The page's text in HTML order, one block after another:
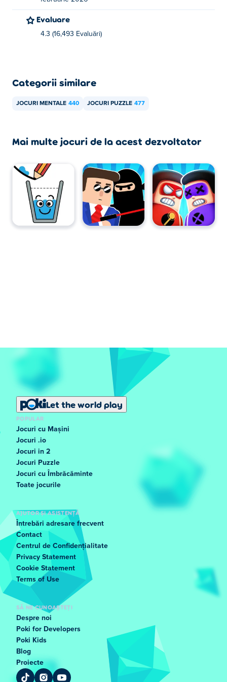
Evaluare
4.3 (16,493 Evaluări)
Categorii similare
JOCURI MENTALE 440 JOCURI PUZZLE 477
Mai multe jocuri de la acest dezvoltator
Let the world play
POPULAR
Jocuri cu Mașini
Jocuri .io
Jocuri in 2
Jocuri Puzzle
Jocuri cu Îmbrăcăminte
Toate jocurile
AJUTOR ȘI ASISTENȚĂ
Întrebări adresare frecvent
Contact
Centrul de Confidențialitate
Privacy Statement
Cookie Statement
Terms of Use
SĂ NE CUNOAȘTEȚI
Despre noi
Poki for Developers
Poki Kids
Blog
Proiecte